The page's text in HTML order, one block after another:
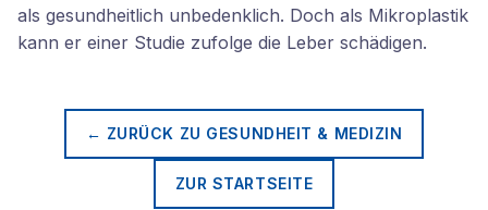
als gesundheitlich unbedenklich. Doch als Mikroplastik
kann er einer Studie zufolge die Leber schädigen.
← ZURÜCK ZU GESUNDHEIT & MEDIZIN
ZUR STARTSEITE